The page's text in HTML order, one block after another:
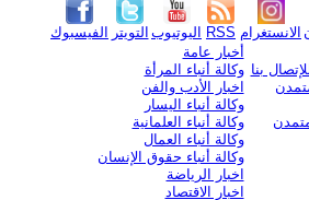
الفيسبوك التويتر اليوتيوب RSS الانستغرام
بنا
أخبار عامة
وكالة أنباء المرأة
اخبار الأدب والفن
وكالة أنباء اليسار
وكالة أنباء العلمانية
وكالة أنباء العمال
وكالة أنباء حقوق الإنسان
اخبار الرياضة
اخبار الاقتصاد